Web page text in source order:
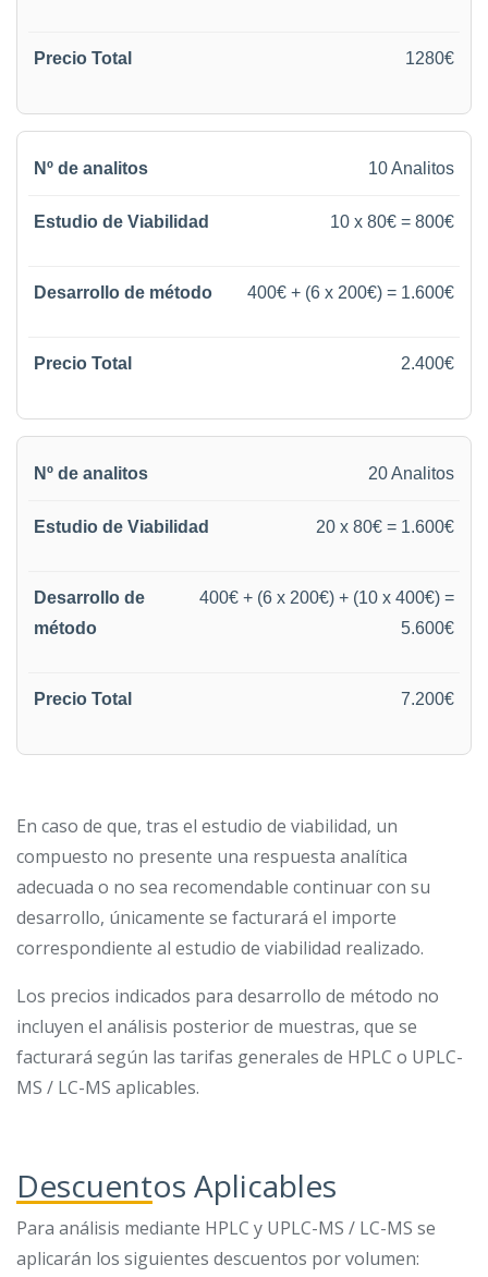
1280€
10 Analitos
10 x 80€ = 800€
400€ + (6 x 200€) = 1.600€
2.400€
20 Analitos
20 x 80€ = 1.600€
400€ + (6 x 200€) + (10 x 400€) =
5.600€
7.200€
En caso de que, tras el estudio de viabilidad, un
compuesto no presente una respuesta analítica
adecuada o no sea recomendable continuar con su
desarrollo, únicamente se facturará el importe
correspondiente al estudio de viabilidad realizado.
Los precios indicados para desarrollo de método no
incluyen el análisis posterior de muestras, que se
facturará según las tarifas generales de HPLC o UPLC-
MS / LC-MS aplicables.
Descuentos Aplicables
Para análisis mediante HPLC y UPLC-MS / LC-MS se
aplicarán los siguientes descuentos por volumen: